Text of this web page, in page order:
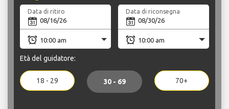
Data di ritiro Data di riconsegna
Età del guidatore:
18 - 29 30 - 69 70+